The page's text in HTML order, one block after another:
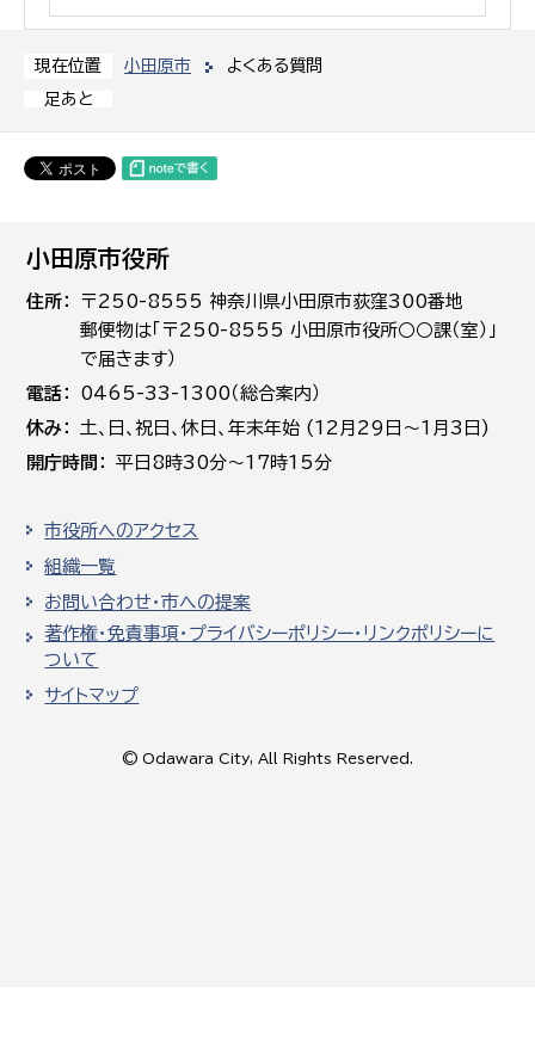
現在位置 小田原市
よくある質問
足あと
小田原市役所
住所
〒250-8555 神奈川県小田原市荻窪300番地
郵便物は「〒250-8555 小田原市役所○○課（室）」
で届きます）
電話
0465-33-1300（総合案内）
休み
土､日､祝日、休日、年末年始 (12月29日～1月3日)
開庁時間
平日8時30分～17時15分
市役所へのアクセス
組織一覧
お問い合わせ・市への提案
著作権・免責事項・プライバシーポリシー・リンクポリシーに
ついて
サイトマップ
© Odawara City, All Rights Reserved.